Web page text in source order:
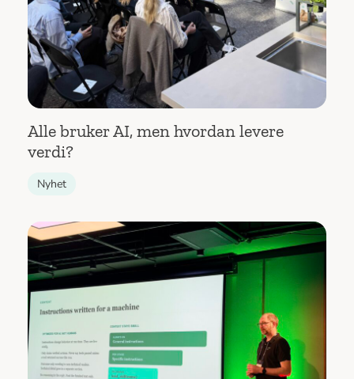
Alle bruker AI, men hvordan levere
verdi?
Nyhet